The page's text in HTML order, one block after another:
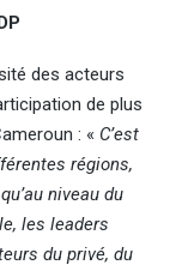
des acteurs
de plus
: « C’est
régions,
niveau du
les leaders
du privé, du